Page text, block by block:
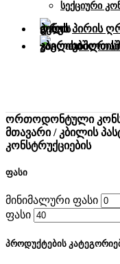
სექციური
პირის
ორთოდონტული
მთავარი/ კბილის
კონსტრუქციების
ფასი
მინიმალური ფასი
ფასი
პროდუქტების